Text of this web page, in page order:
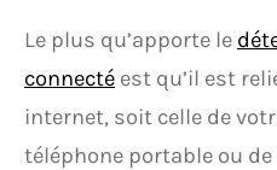
Le plus qu’apporte le
connecté est qu’il est
internet, soit celle de
téléphone portable ou